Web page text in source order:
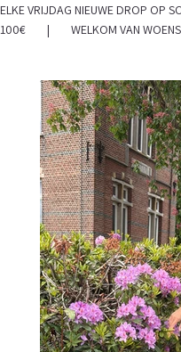
ELKE VRIJDAG NIEUWE DROP
100€ | WELKOM VAN